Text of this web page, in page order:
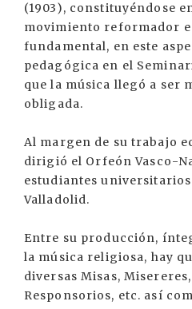
(1903), constituyéndose
movimiento reformador
fundamental, en este
pedagógica en el
que la música llegó a ser
obligada.
Al margen de su trabajo
dirigió el Orfeón Vasco-
estudiantes
Valladolid.
Entre su producción,
la música religiosa, hay
diversas Misas,
Responsorios, etc. así